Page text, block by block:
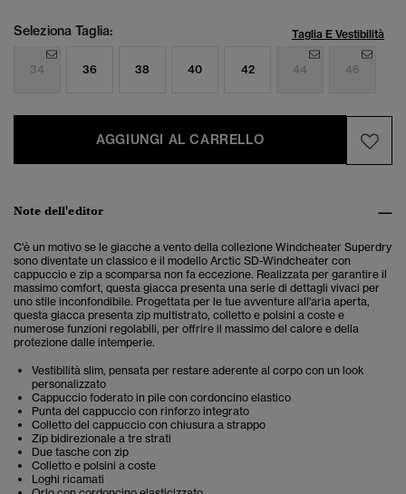
Seleziona Taglia: Taglia E Vestibilità
34 36 38 40 42 44 46
AGGIUNGI AL CARRELLO
Note dell'editor
C'è un motivo se le giacche a vento della collezione Windcheater Superdry
sono diventate un classico e il modello Arctic SD-Windcheater con
cappuccio e zip a scomparsa non fa eccezione. Realizzata per garantire il
massimo comfort, questa giacca presenta una serie di dettagli vivaci per
uno stile inconfondibile. Progettata per le tue avventure all'aria aperta,
questa giacca presenta zip multistrato, colletto e polsini a coste e
numerose funzioni regolabili, per offrire il massimo del calore e della
protezione dalle intemperie.
Vestibilità slim, pensata per restare aderente al corpo con un look
personalizzato
Cappuccio foderato in pile con cordoncino elastico
Punta del cappuccio con rinforzo integrato
Colletto del cappuccio con chiusura a strappo
Zip bidirezionale a tre strati
Due tasche con zip
Colletto e polsini a coste
Loghi ricamati